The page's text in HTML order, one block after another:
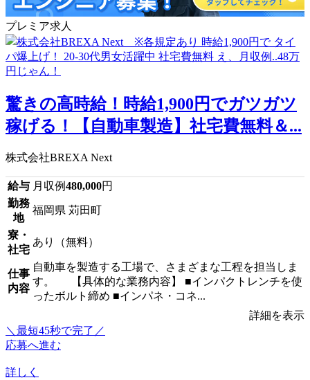
プレミア求人
驚きの高時給！時給1,900円でガツガツ
稼げる！【自動車製造】社宅費無料＆...
株式会社BREXA Next
給与 月収例480,000円
勤務
地
福岡県 苅田町
寮・
社宅
あり（無料）
仕事
内容
自動車を製造する工場で、さまざまな工程を担当しま
す。 【具体的な業務内容】 ■インパクトレンチを使
ったボルト締め ■インパネ・コネ...
詳細を表示
＼最短45秒で完了／
応募へ進む
詳しく